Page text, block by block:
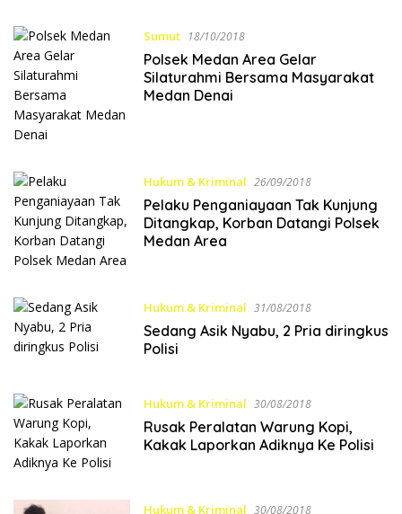
Sumut 18/10/2018
Polsek Medan Area Gelar
Silaturahmi Bersama Masyarakat
Medan Denai
Hukum & Kriminal 26/09/2018
Pelaku Penganiayaan Tak Kunjung
Ditangkap, Korban Datangi Polsek
Medan Area
Hukum & Kriminal 31/08/2018
Sedang Asik Nyabu, 2 Pria diringkus
Polisi
Hukum & Kriminal 30/08/2018
Rusak Peralatan Warung Kopi,
Kakak Laporkan Adiknya Ke Polisi
Hukum & Kriminal 30/08/2018